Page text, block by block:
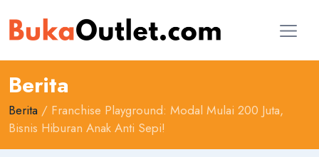
Berita
Berita / Franchise Playground: Modal Mulai 200 Juta,
Bisnis Hiburan Anak Anti Sepi!